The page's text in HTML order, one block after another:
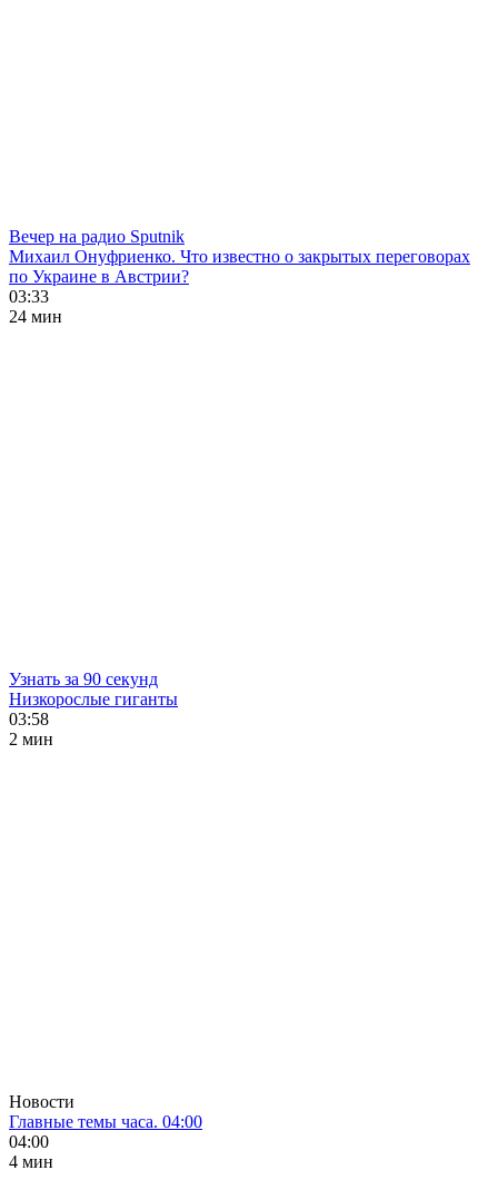
Вечер на радио Sputnik
Михаил Онуфриенко. Что известно о закрытых переговорах
по Украине в Австрии?
03:33
24 мин
Узнать за 90 секунд
Низкорослые гиганты
03:58
2 мин
Новости
Главные темы часа. 04:00
04:00
4 мин